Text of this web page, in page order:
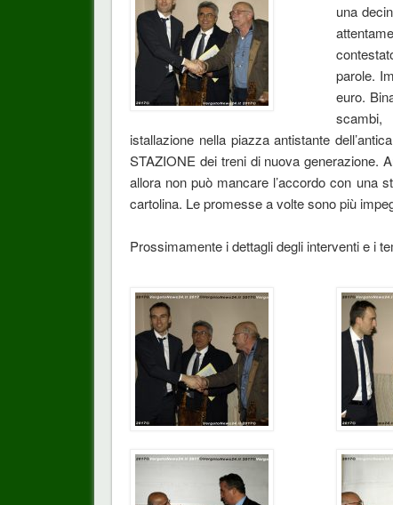
una
parole.
euro.
istallazione nella piazza antistante
STAZIONE dei treni di nuova generazione.
allora non può mancare l’accordo con una
cartolina. Le promesse a volte sono più
Prossimamente i dettagli degli interventi e i